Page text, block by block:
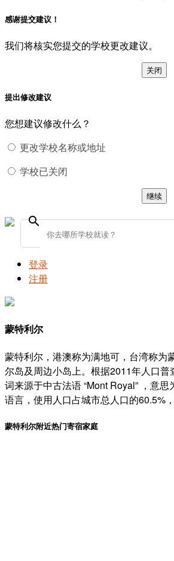
感谢提交建议！
我们将核实您提交的学校更改建议。
关闭
提出修改建议
您想建议修改什么？
更改学校名称或地址
学校已关闭
继续
search
登录
注册
蒙特利尔
蒙特利尔，港澳称为满地可，台湾称为
尔岛及周边小岛上。根据2011年人口
词来源于中古法语 “Mont Royal” ，意
语言，使用人口占城市总人口的60.5%
蒙特利尔附近热门寄宿家庭